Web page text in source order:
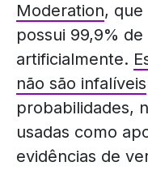
Moderation, que
possui 99,9%
artificialmente.
não são infalíveis
probabilidades,
usadas como
evidências de